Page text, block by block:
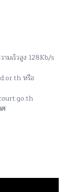
มเร็วสูง 128Kb/s
หรือ